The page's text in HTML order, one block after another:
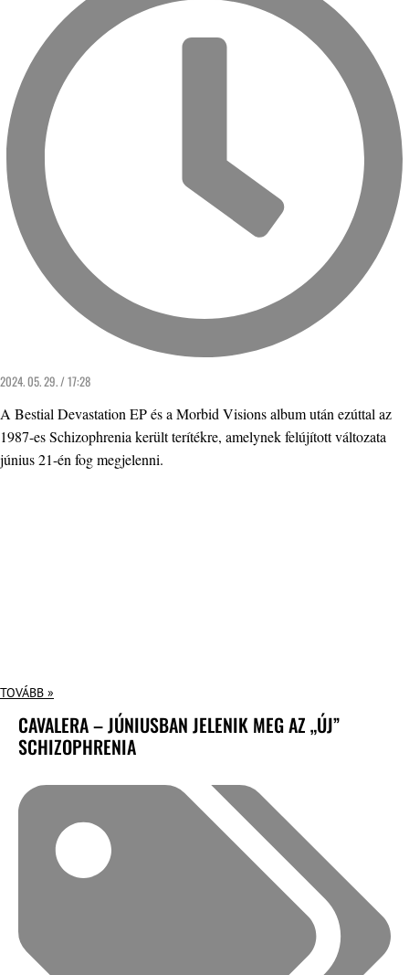
2024. 05. 29. / 17:28
A Bestial Devastation EP és a Morbid Visions album után ezúttal az
1987-es Schizophrenia került terítékre, amelynek felújított változata
június 21-én fog megjelenni.
TOVÁBB »
CAVALERA – JÚNIUSBAN JELENIK MEG AZ „ÚJ”
SCHIZOPHRENIA